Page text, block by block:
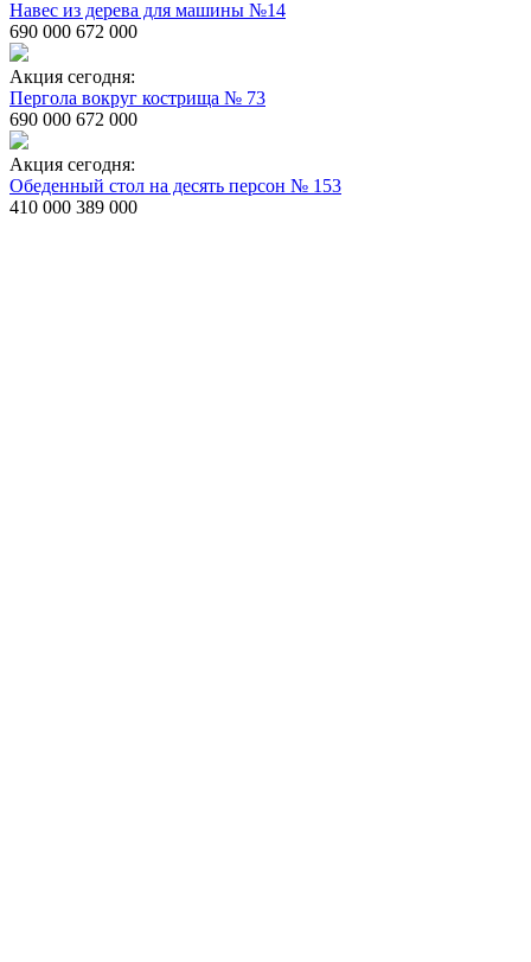
Навес из дерева для машины №14
690 000 672 000
Акция сегодня:
Пергола вокруг кострища № 73
690 000 672 000
Акция сегодня:
Обеденный стол на десять персон № 153
410 000 389 000